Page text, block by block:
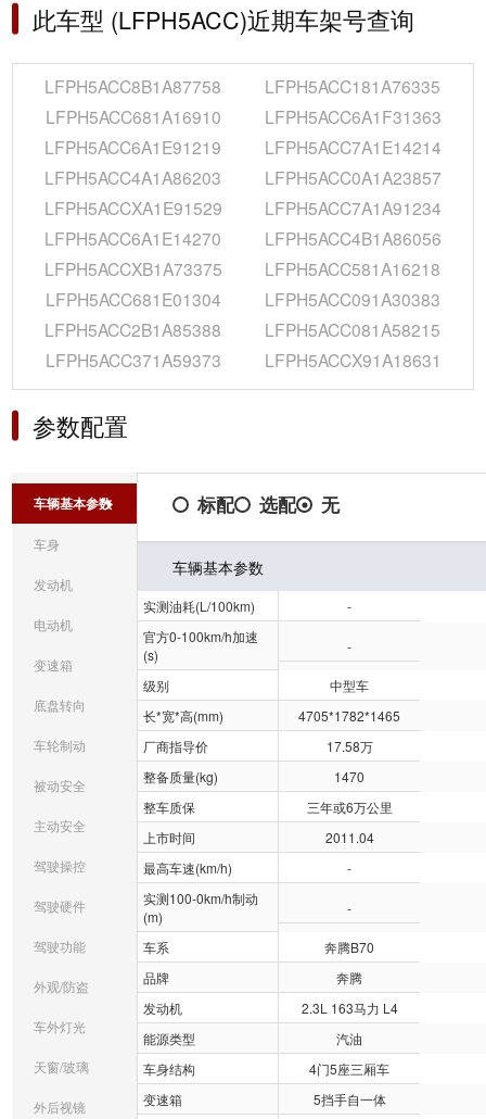
此车型 (LFPH5ACC)近期车架号查询
LFPH5ACC8B1A87758
LFPH5ACC181A76335
LFPH5ACC681A16910
LFPH5ACC6A1F31363
LFPH5ACC6A1E91219
LFPH5ACC7A1E14214
LFPH5ACC4A1A86203
LFPH5ACC0A1A23857
LFPH5ACCXA1E91529
LFPH5ACC7A1A91234
LFPH5ACC6A1E14270
LFPH5ACC4B1A86056
LFPH5ACCXB1A73375
LFPH5ACC581A16218
LFPH5ACC681E01304
LFPH5ACC091A30383
LFPH5ACC2B1A85388
LFPH5ACC081A58215
LFPH5ACC371A59373
LFPH5ACCX91A18631
参数配置
车辆基本参数
车身
发动机
电动机
变速箱
底盘转向
车轮制动
被动安全
主动安全
驾驶操控
驾驶硬件
驾驶功能
外观/防盗
车外灯光
天窗/玻璃
外后视镜
标配 选配 无
车辆基本参数
实测油耗(L/100km)
-
官方0-100km/h加速
(s)
-
级别
中型车
长*宽*高(mm)
4705*1782*1465
厂商指导价
17.58万
整备质量(kg)
1470
整车质保
三年或6万公里
上市时间
2011.04
最高车速(km/h)
-
实测100-0km/h制动
(m)
-
车系
奔腾B70
品牌
奔腾
发动机
2.3L 163马力 L4
能源类型
汽油
车身结构
4门5座三厢车
变速箱
5挡手自一体